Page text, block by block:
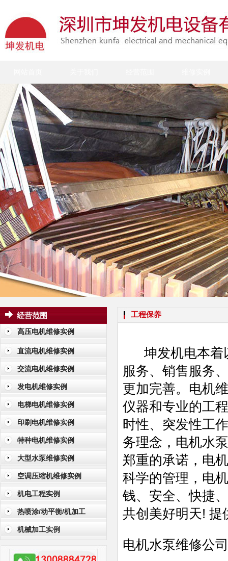
经营范围
高压电机维修实例
直流电机维修实例
交流电机维修实例
发电机维修实例
电梯电机维修实例
印刷电机维修实例
特种电机维修实例
大型水泵维修实例
空调压缩机维修实例
机电工程实例
热喷涂/动平衡/机加工
机械加工实例
工程保养
坤发机电本着
服务、销售服务
更加完善。电机
仪器和专业的工
时性、突发性工
务理念，电机水
郑重的承诺，电
科学的管理，电
钱、安全、快捷
共创美好明天! 提
电机水泵维修公